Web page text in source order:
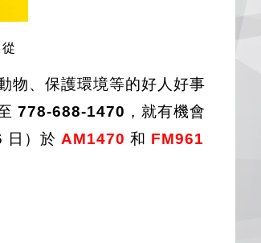
物、保護環境等的好人好事
778-688-1470 ，就有機會
日）於 AM1470 和 FM961